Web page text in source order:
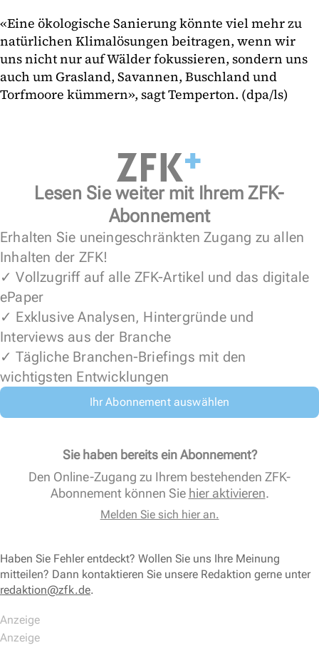
«Eine ökologische Sanierung könnte viel mehr zu
natürlichen Klimalösungen beitragen, wenn wir
uns nicht nur auf Wälder fokussieren, sondern uns
auch um Grasland, Savannen, Buschland und
Torfmoore kümmern», sagt Temperton. (dpa/ls)
Lesen Sie weiter mit Ihrem ZFK-
Abonnement
Erhalten Sie uneingeschränkten Zugang zu allen
Inhalten der ZFK!
✓ Vollzugriff auf alle ZFK-Artikel und das digitale
ePaper
✓ Exklusive Analysen, Hintergründe und
Interviews aus der Branche
✓ Tägliche Branchen-Briefings mit den
wichtigsten Entwicklungen
Ihr Abonnement auswählen
Sie haben bereits ein Abonnement?
Den Online-Zugang zu Ihrem bestehenden ZFK-
Abonnement können Sie hier aktivieren.
Melden Sie sich hier an.
Haben Sie Fehler entdeckt? Wollen Sie uns Ihre Meinung
mitteilen? Dann kontaktieren Sie unsere Redaktion gerne unter
redaktion@zfk.de.